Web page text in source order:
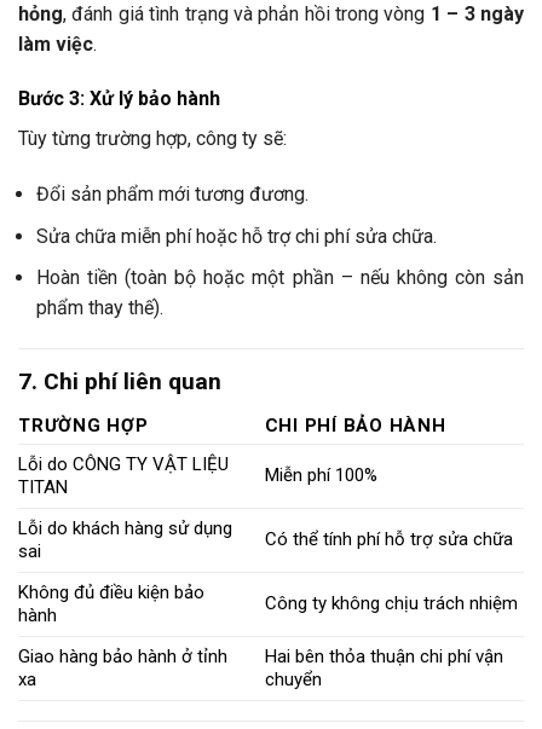
hỏng, đánh giá tình trạng và phản hồi trong vòng 1 – 3 ngày
làm việc.
Bước 3: Xử lý bảo hành
Tùy từng trường hợp, công ty sẽ:
Đổi sản phẩm mới tương đương.
Sửa chữa miễn phí hoặc hỗ trợ chi phí sửa chữa.
Hoàn tiền (toàn bộ hoặc một phần – nếu không còn sản
phẩm thay thế).
7. Chi phí liên quan
TRƯỜNG HỢP
CHI PHÍ BẢO HÀNH
Lỗi do CÔNG TY VẬT LIỆU
TITAN
Miễn phí 100%
Lỗi do khách hàng sử dụng
sai
Có thể tính phí hỗ trợ sửa chữa
Không đủ điều kiện bảo
hành
Công ty không chịu trách nhiệm
Giao hàng bảo hành ở tỉnh
xa
Hai bên thỏa thuận chi phí vận
chuyển